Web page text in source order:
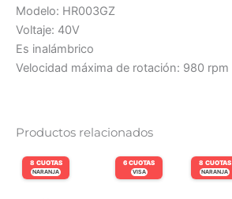
Modelo: HR003GZ
Voltaje: 40V
Es inalámbrico
Velocidad máxima de rotación: 980 rpm
Productos relacionados
6 CUOTAS
VISA
8 CUOTAS
NARANJA
8 CUOTAS
NARANJA